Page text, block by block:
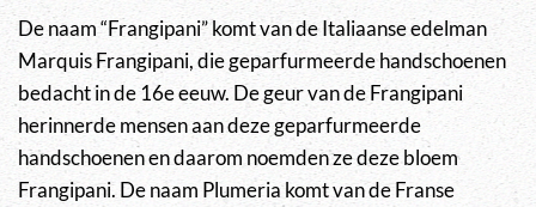
De naam “Frangipani” komt van de Italiaanse edelman
Marquis Frangipani, die geparfurmeerde handschoenen
bedacht in de 16e eeuw. De geur van de Frangipani
herinnerde mensen aan deze geparfurmeerde
handschoenen en daarom noemden ze deze bloem
Frangipani. De naam Plumeria komt van de Franse